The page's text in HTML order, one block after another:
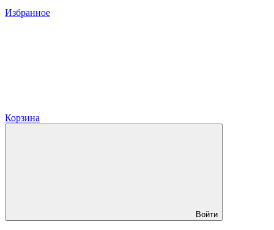
Избранное
Корзина
Войти